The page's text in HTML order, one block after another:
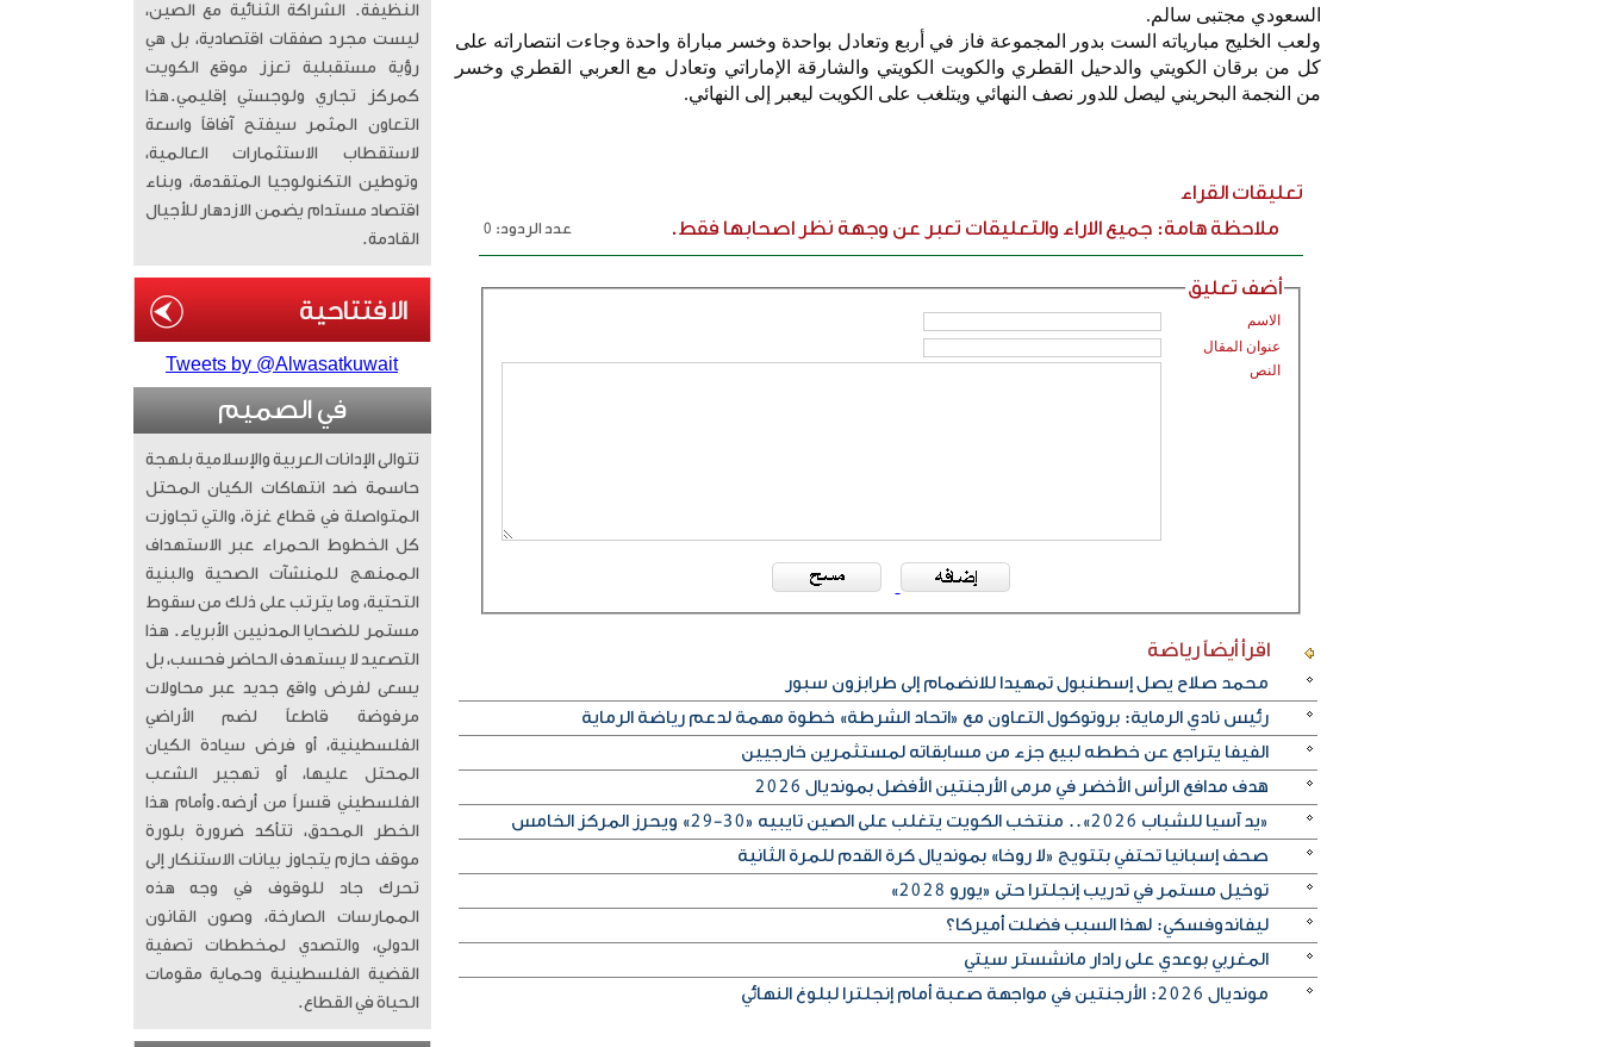
السعودي مجتبى سالم.
ولعب الخليج مبارياته الست بدور المجموعة فاز في أربع وتعادل بواحدة وخسر مباراة واحدة وجاءت انتصاراته على
كل من برقان الكويتي والدحيل القطري والكويت الكويتي والشارقة الإماراتي وتعادل مع العربي القطري وخسر
من النجمة البحريني ليصل للدور نصف النهائي ويتلغب على الكويت ليعبر إلى النهائي.
تعليقات القراء
ملاحظة هامة: جميع الاراء والتعليقات تعبر عن وجهة نظر اصحابها فقط.
عدد الردود: 0
أضف تعليق
الاسم
عنوان المقال
النص
اقرأ أيضاًرياضة
محمد صلاح يصل إسطنبول تمهيدا للانضمام إلى طرابزون سبور
رئيس نادي الرماية: بروتوكول التعاون مع «اتحاد الشرطة» خطوة مهمة لدعم رياضة الرماية
الفيفا يتراجع عن خططه لبيع جزء من مسابقاته لمستثمرين خارجيين
هدف مدافع الرأس الأخضر في مرمى الأرجنتين الأفضل بمونديال 2026
«يد آسيا للشباب 2026».. منتخب الكويت يتغلب على الصين تايبيه «30-29» ويحرز المركز الخامس
صحف إسبانيا تحتفي بتتويج «لا روخا» بمونديال كرة القدم للمرة الثانية
توخيل مستمر في تدريب إنجلترا حتى «يورو 2028»
ليفاندوفسكي: لهذا السبب فضلت أميركا؟
المغربي بوعدي على رادار مانشستر سيتي
مونديال 2026: الأرجنتين في مواجهة صعبة أمام إنجلترا لبلوغ النهائي
النظيفة. الشراكة الثنائية مع الصين،
ليست مجرد صفقات اقتصادية، بل هي
رؤية مستقبلية تعزز موقع الكويت
كمركز تجاري ولوجستي إقليمي. ​هذا
التعاون المثمر سيفتح آفاقاً واسعة
لاستقطاب الاستثمارات العالمية،
وتوطين التكنولوجيا المتقدمة، وبناء
اقتصاد مستدام يضمن الازدهار للأجيال
القادمة.
Tweets by @Alwasatkuwait
في الصميم
تتوالى الإدانات العربية والإسلامية بلهجة
حاسمة ضد انتهاكات الكيان المحتل
المتواصلة في قطاع غزة، والتي تجاوزت
كل الخطوط الحمراء عبر الاستهداف
الممنهج للمنشآت الصحية والبنية
التحتية، وما يترتب على ذلك من سقوط
مستمر للضحايا المدنيين الأبرياء. ​ هذا
التصعيد لا يستهدف الحاضر فحسب، بل
يسعى لفرض واقع جديد عبر محاولات
مرفوضة قاطعاً لضم الأراضي
الفلسطينية، أو فرض سيادة الكيان
المحتل عليها، أو تهجير الشعب
الفلسطيني قسراً من أرضه. ​وأمام هذا
الخطر المحدق، تتأكد ضرورة بلورة
موقف حازم يتجاوز بيانات الاستنكار إلى
تحرك جاد للوقوف في وجه هذه
الممارسات الصارخة، وصون القانون
الدولي، والتصدي لمخططات تصفية
القضية الفلسطينية وحماية مقومات
الحياة في القطاع.